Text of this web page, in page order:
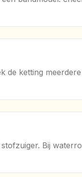
de ketting
Bij